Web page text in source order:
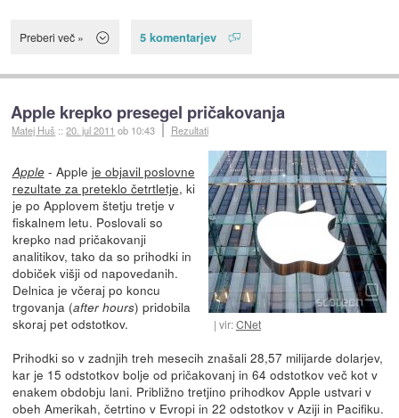
Preberi več » 5 komentarjev
Apple krepko presegel pričakovanja
Matej Huš ::20. jul 2011 ob 10:43 Rezultati
vir:CNet
Apple- Apple je objavil poslovne
rezultate za preteklo četrtletje, ki
je po Applovem štetju tretje v
fiskalnem letu. Poslovali so
krepko nad pričakovanji
analitikov, tako da so prihodki in
dobiček višji od napovedanih.
Delnica je včeraj po koncu
trgovanja (after hours) pridobila
skoraj pet odstotkov.
Prihodki so v zadnjih treh mesecih znašali 28,57 milijarde dolarjev,
kar je 15 odstotkov bolje od pričakovanj in 64 odstotkov več kot v
enakem obdobju lani. Približno tretjino prihodkov Apple ustvari v
obeh Amerikah, četrtino v Evropi in 22 odstotkov v Aziji in Pacifiku.